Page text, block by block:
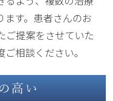
ます。患者さんのお
ご提案をさせていた
相談ください。
高い